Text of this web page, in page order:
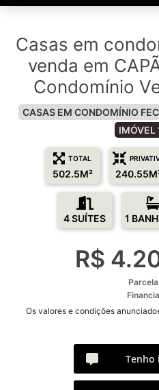
Casas em
venda em
Condomínio
CASAS EM CONDOMÍNIO
TOTAL
502.5M²
4 SUÍTES 1
R$
Os valores e condições
Tenho